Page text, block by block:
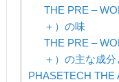
THE PRE –
＋）の味
THE PRE –
＋）の主な成
PHASETECH